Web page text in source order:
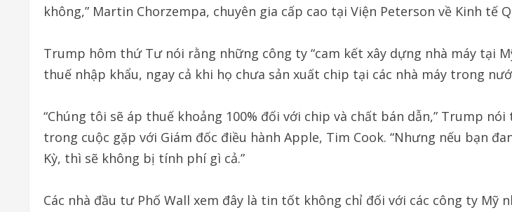
không,” Martin Chorzempa, chuyên gia cấp cao tại Viện Peterson về Kinh tế
Trump hôm thứ Tư nói rằng những công ty “cam kết xây dựng nhà máy tại
thuế nhập khẩu, ngay cả khi họ chưa sản xuất chip tại các nhà máy trong
“Chúng tôi sẽ áp thuế khoảng 100% đối với chip và chất bán dẫn,” Trump nói
trong cuộc gặp với Giám đốc điều hành Apple, Tim Cook. “Nhưng nếu bạn
Kỳ, thì sẽ không bị tính phí gì cả.”
Các nhà đầu tư Phố Wall xem đây là tin tốt không chỉ đối với các công ty Mỹ